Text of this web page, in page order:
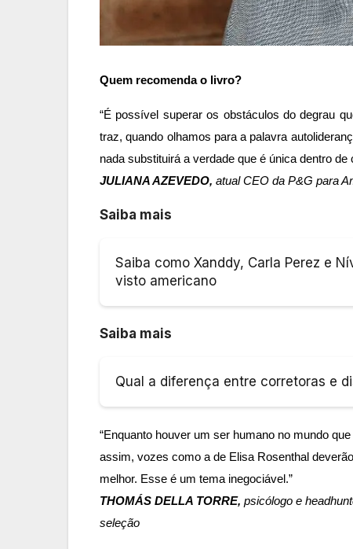
Quem recomenda o livro?
“É possível superar os obstáculos do degrau
traz, quando olhamos para a palavra
nada substituirá a verdade que é única dentro de
JULIANA AZEVEDO, atual CEO da P&G para
Saiba mais
Saiba como Xanddy, Carla Perez e
visto americano
Saiba mais
Qual a diferença entre corretoras e
“Enquanto houver um ser humano no mundo
assim, vozes como a de Elisa Rosenthal
melhor. Esse é um tema inegociável.”
THOMÁS DELLA TORRE, psicólogo e
seleção